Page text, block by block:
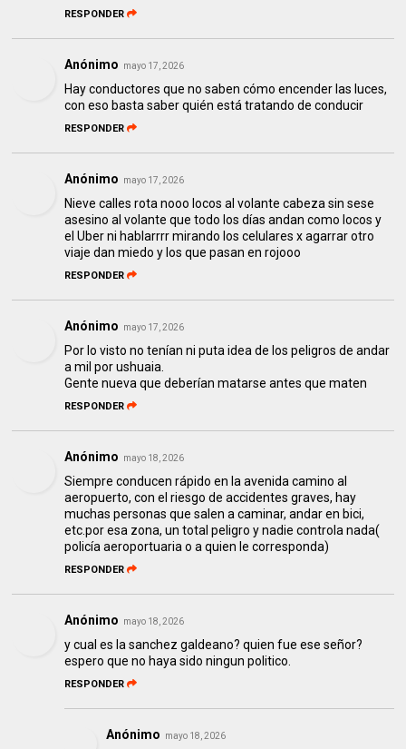
RESPONDER
Anónimo mayo 17, 2026
Hay conductores que no saben cómo encender las luces,
con eso basta saber quién está tratando de conducir
RESPONDER
Anónimo mayo 17, 2026
Nieve calles rota nooo locos al volante cabeza sin sese
asesino al volante que todo los días andan como locos y
el Uber ni hablarrrr mirando los celulares x agarrar otro
viaje dan miedo y los que pasan en rojooo
RESPONDER
Anónimo mayo 17, 2026
Por lo visto no tenían ni puta idea de los peligros de andar
a mil por ushuaia.
Gente nueva que deberían matarse antes que maten
RESPONDER
Anónimo mayo 18, 2026
Siempre conducen rápido en la avenida camino al
aeropuerto, con el riesgo de accidentes graves, hay
muchas personas que salen a caminar, andar en bici,
etc.por esa zona, un total peligro y nadie controla nada(
policía aeroportuaria o a quien le corresponda)
RESPONDER
Anónimo mayo 18, 2026
y cual es la sanchez galdeano? quien fue ese señor?
espero que no haya sido ningun politico.
RESPONDER
Anónimo mayo 18, 2026